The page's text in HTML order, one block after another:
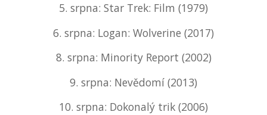
5. srpna: Star Trek: Film (1979)
6. srpna: Logan: Wolverine (2017)
8. srpna: Minority Report (2002)
9. srpna: Nevědomí (2013)
10. srpna: Dokonalý trik (2006)